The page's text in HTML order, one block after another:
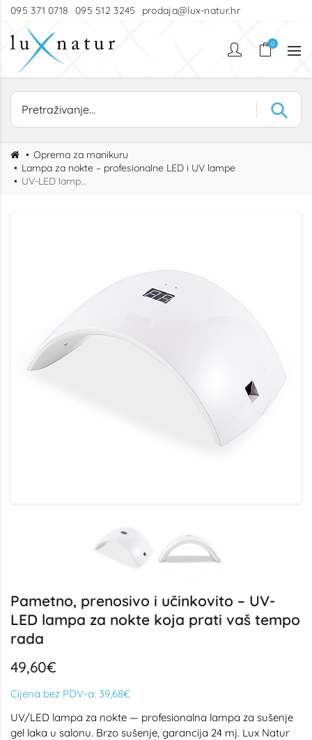
095 371 0718 095 512 3245 prodaja@lux-natur.hr
0
Oprema za manikuru
Lampa za nokte – profesionalne LED i UV lampe
UV-LED lampa za nokte - kompaktna digitalna lampa s USB napajanjem i senzorom pokreta
Pametno, prenosivo i učinkovito – UV-
LED lampa za nokte koja prati vaš tempo
rada
49,60€
Cijena bez PDV-a: 39,68€
UV/LED lampa za nokte — profesionalna lampa za sušenje
gel laka u salonu. Brzo sušenje, garancija 24 mj. Lux Natur